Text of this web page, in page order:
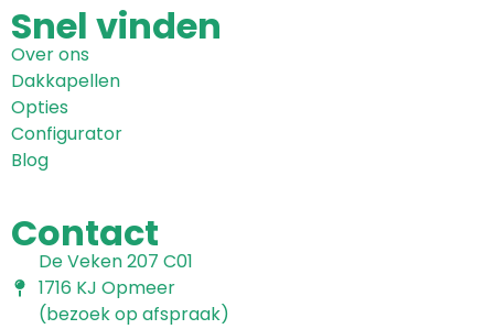
Snel vinden
Over ons
Dakkapellen
Opties
Configurator
Blog
Contact
De Veken 207 C01
1716 KJ Opmeer
(bezoek op afspraak)